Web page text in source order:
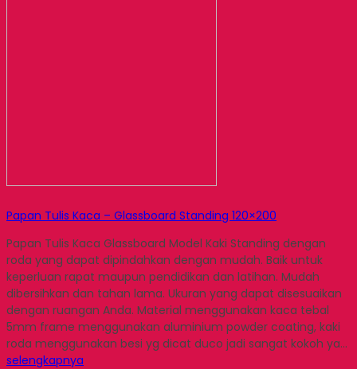
Papan Tulis Kaca – Glassboard Standing 120×200
Papan Tulis Kaca Glassboard Model Kaki Standing dengan
roda yang dapat dipindahkan dengan mudah. Baik untuk
keperluan rapat maupun pendidikan dan latihan. Mudah
dibersihkan dan tahan lama. Ukuran yang dapat disesuaikan
dengan ruangan Anda. Material menggunakan kaca tebal
5mm frame menggunakan aluminium powder coating, kaki
roda menggunakan besi yg dicat duco jadi sangat kokoh ya…
selengkapnya